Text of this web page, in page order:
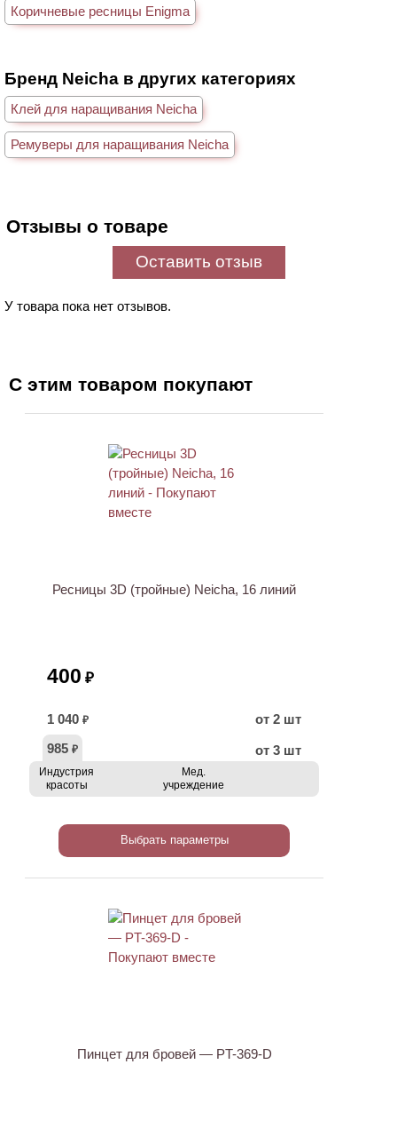
Коричневые ресницы Enigma
Бренд Neicha в других категориях
Клей для наращивания Neicha
Ремуверы для наращивания Neicha
Отзывы о товаре
Оставить отзыв
У товара пока нет отзывов.
С этим товаром покупают
Ресницы 3D (тройные) Neicha, 16 линий
400 ₽
1 040 ₽
от 2 шт
985 ₽ от 3 шт
Индустрия
красоты
Мед.
учреждение
Выбрать параметры
Пинцет для бровей — PT-369-D